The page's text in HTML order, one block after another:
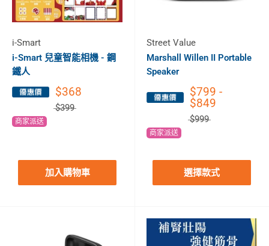
i-Smart
i-Smart 兒童智能相機 - 鋼
鐵人
$368
$399
商家派送
加入購物車
Street Value
Marshall Willen II Portable
Speaker
$799 -
$849
$999
商家派送
選擇款式